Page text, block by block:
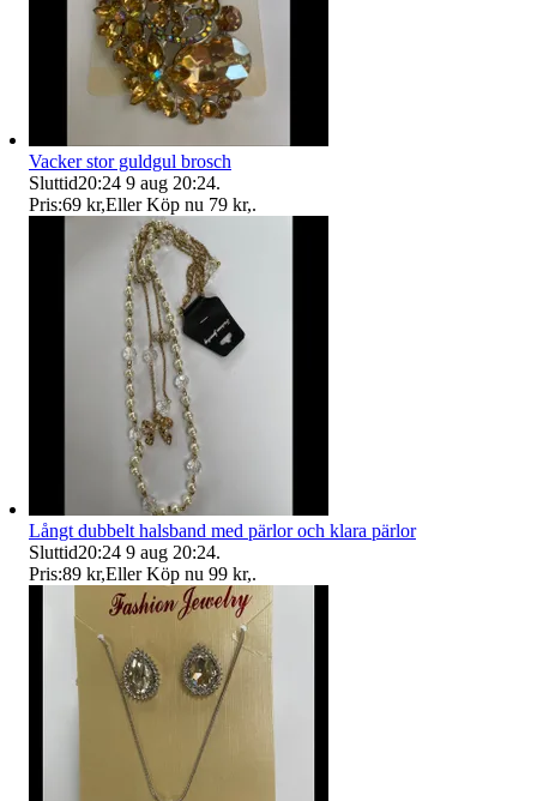
Vacker stor guldgul brosch
Sluttid20:24 9 aug 20:24.
Pris:69 kr,Eller Köp nu 79 kr,.
Långt dubbelt halsband med pärlor och klara pärlor
Sluttid20:24 9 aug 20:24.
Pris:89 kr,Eller Köp nu 99 kr,.